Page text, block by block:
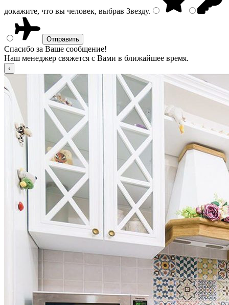
докажите, что вы человек, выбрав Звезду.
Спасибо за Ваше сообщение!
Наш менеджер свяжется с Вами в ближайшее время.